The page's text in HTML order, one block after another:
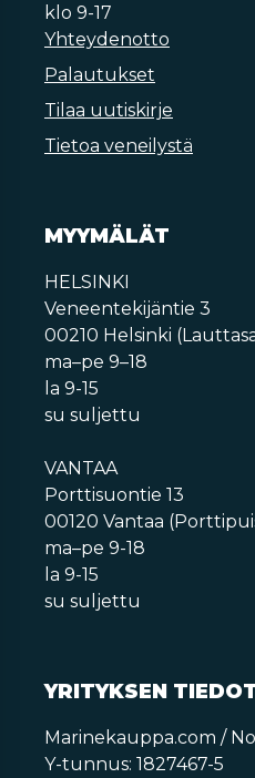
klo 9-17
Yhteydenotto
Palautukset
Tilaa uutiskirje
Tietoa veneilystä
MYYMÄLÄT
HELSINKI
Veneentekijäntie 3
00210 Helsinki
ma–pe 9–18
la 9-15
su suljettu
VANTAA
Porttisuontie 13
00120 Vantaa
ma–pe 9-18
la 9-15
su suljettu
YRITYKSEN
Marinekauppa.com /
Y-tunnus: 1827467-5